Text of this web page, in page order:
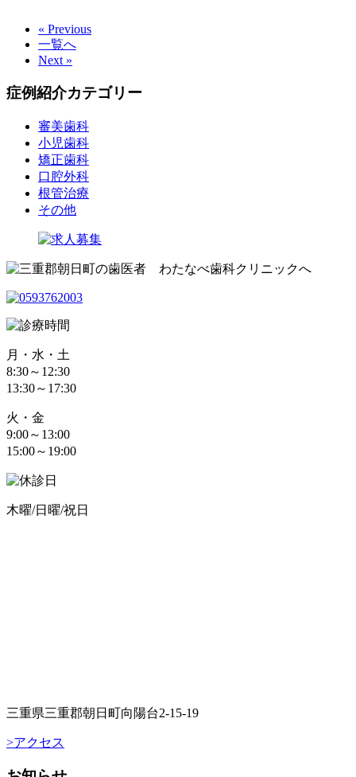
« Previous
一覧へ
Next »
症例紹介カテゴリー
審美歯科
小児歯科
矯正歯科
口腔外科
根管治療
その他
月・水・土
8:30～12:30
13:30～17:30
火・金
9:00～13:00
15:00～19:00
木曜/日曜/祝日
三重県三重郡朝日町向陽台2-15-19
>アクセス